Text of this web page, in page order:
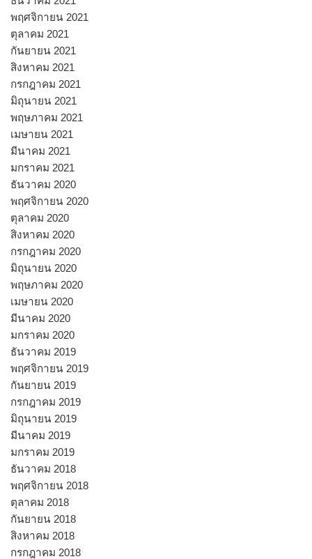
พฤศจิกายน 2021
ตุลาคม 2021
กันยายน 2021
สิงหาคม 2021
กรกฎาคม 2021
มิถุนายน 2021
พฤษภาคม 2021
เมษายน 2021
มีนาคม 2021
มกราคม 2021
ธันวาคม 2020
พฤศจิกายน 2020
ตุลาคม 2020
สิงหาคม 2020
กรกฎาคม 2020
มิถุนายน 2020
พฤษภาคม 2020
เมษายน 2020
มีนาคม 2020
มกราคม 2020
ธันวาคม 2019
พฤศจิกายน 2019
กันยายน 2019
กรกฎาคม 2019
มิถุนายน 2019
มีนาคม 2019
มกราคม 2019
ธันวาคม 2018
พฤศจิกายน 2018
ตุลาคม 2018
กันยายน 2018
สิงหาคม 2018
กรกฎาคม 2018